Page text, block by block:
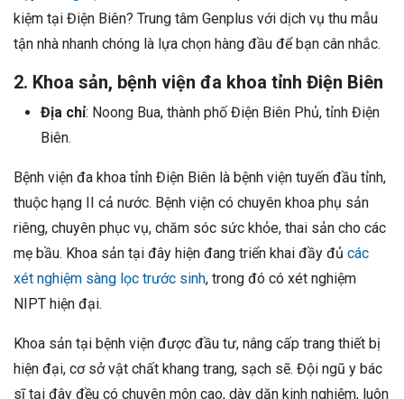
kiệm tại Điện Biên? Trung tâm Genplus với dịch vụ thu mẫu
tận nhà nhanh chóng là lựa chọn hàng đầu để bạn cân nhắc.
2. Khoa sản, bệnh viện đa khoa tỉnh Điện Biên
Địa chỉ: Noong Bua, thành phố Điện Biên Phủ, tỉnh Điện
Biên.
Bệnh viện đa khoa tỉnh Điện Biên là bệnh viện tuyến đầu tỉnh,
thuộc hạng II cả nước. Bệnh viện có chuyên khoa phụ sản
riêng, chuyên phục vụ, chăm sóc sức khỏe, thai sản cho các
mẹ bầu. Khoa sản tại đây hiện đang triển khai đầy đủ các
xét nghiệm sàng lọc trước sinh, trong đó có xét nghiệm
NIPT hiện đại.
Khoa sản tại bệnh viện được đầu tư, nâng cấp trang thiết bị
hiện đại, cơ sở vật chất khang trang, sạch sẽ. Đội ngũ y bác
sĩ tại đây đều có chuyên môn cao, dày dặn kinh nghiệm, luôn